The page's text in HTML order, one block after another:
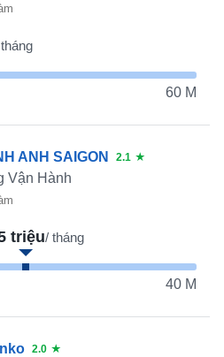
60 M
ANH SAIGON 2.1 ★
Vận Hành
triệu/ tháng
40 M
2.0 ★